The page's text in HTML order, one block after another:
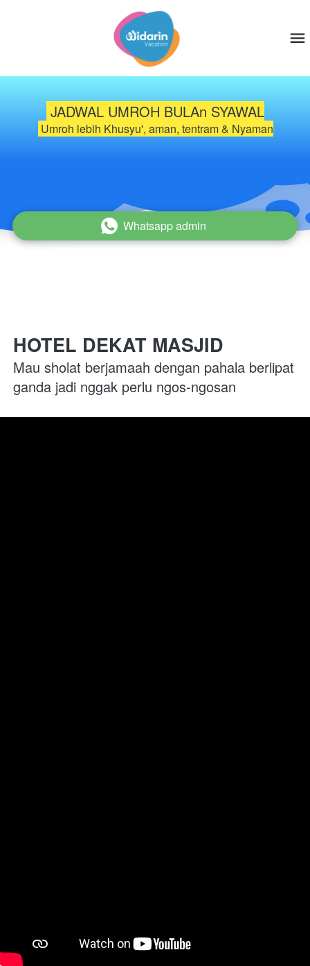
JADWAL UMROH BULAn SYAWAL
Umroh lebih Khusyu', aman, tentram & Nyaman
` Whatsapp admin
HOTEL DEKAT MASJID
Mau sholat berjamaah dengan pahala berlipat
ganda jadi nggak perlu ngos-ngosan